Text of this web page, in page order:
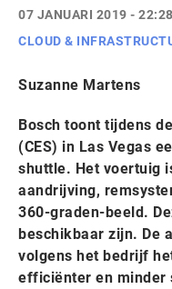
07 JANUARI 2019 - 22:28
CLOUD &
Suzanne Martens
Bosch toont tijdens
(CES) in Las Vegas
shuttle. Het voertuig
aandrijving,
360-graden-beeld.
beschikbaar zijn. De
volgens het bedrijf
efficiënter en minder